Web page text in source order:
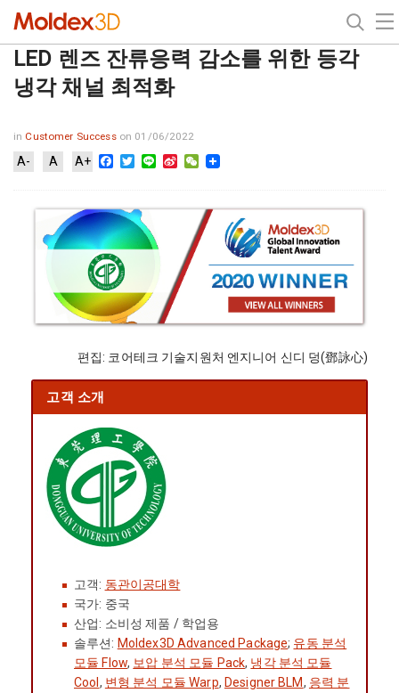
LED 렌즈 잔류응력 감소를 위한 등각
냉각 채널 최적화
in Customer Success on 01/06/2022
A- A A+ Facebook
Twitter
Line Sina WeChat
편집: 코어테크 기술지원처 엔지니어 신디 덩(鄧詠心)
고객 소개
고객: 동관이공대학
국가: 중국
산업: 소비성 제품 / 학업용
솔루션: Moldex3D Advanced Package; 유동 분석
모듈 Flow, 보압 분석 모듈 Pack, 냉각 분석 모듈
Cool , 변형 분석 모듈 Warp, Designer BLM, 응력 분